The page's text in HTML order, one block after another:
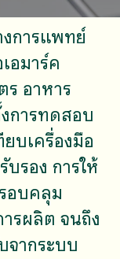
การแพทย์
อมาร์ค
อาหาร
การทดสอบ
บเครื่องมือ
รอง การให้
อบคลุม
รผลิต จนถึง
ากระบบ